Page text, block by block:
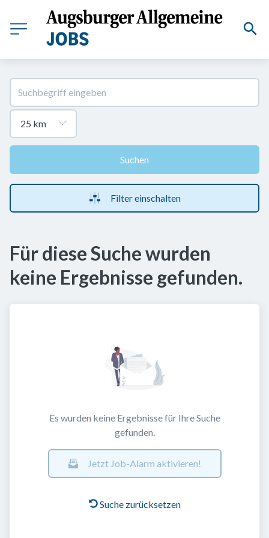
Suchen
Filter einschalten
Für diese Suche wurden
keine Ergebnisse gefunden.
Es wurden keine Ergebnisse für Ihre Suche
gefunden.
Jetzt Job-Alarm aktivieren!
Suche zurücksetzen